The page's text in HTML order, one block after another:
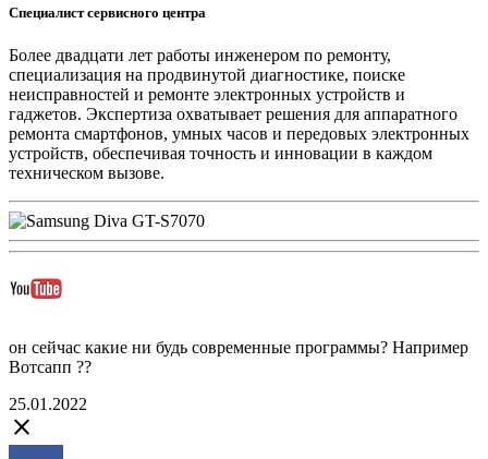
Специалист сервисного центра
Более двадцати лет работы инженером по ремонту,
специализация на продвинутой диагностике, поиске
неисправностей и ремонте электронных устройств и
гаджетов. Экспертиза охватывает решения для аппаратного
ремонта смартфонов, умных часов и передовых электронных
устройств, обеспечивая точность и инновации в каждом
техническом вызове.
он сейчас какие ни будь современные программы? Например
Вотсапп ??
25.01.2022
close